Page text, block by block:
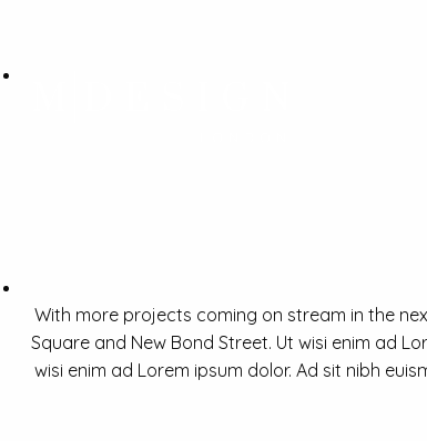
With more projects coming on stream in the
Square and New Bond Street. Ut wisi enim ad
wisi enim ad Lorem ipsum dolor. Ad sit nibh